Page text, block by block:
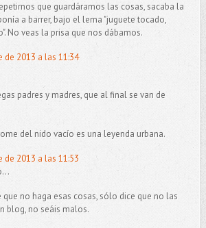
que guardáramos las cosas, sacaba la
a barrer, bajo el lema "juguete tocado,
No veas la prisa que nos dábamos.
de 2013 a las 11:34
padres y madres, que al final se van de
del nido vacío es una leyenda urbana.
de 2013 a las 11:53
que no haga esas cosas, sólo dice que no las
blog, no seáis malos.